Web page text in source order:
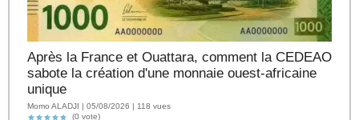
Après la France et Ouattara, comment la CEDEAO
sabote la création d'une monnaie ouest-africaine
unique
Momo ALADJI | 05/08/2026 | 118 vues
(0 vote)